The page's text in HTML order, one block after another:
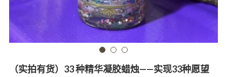
（实拍有货）33 种精华凝胶蜡烛——实现33种愿望